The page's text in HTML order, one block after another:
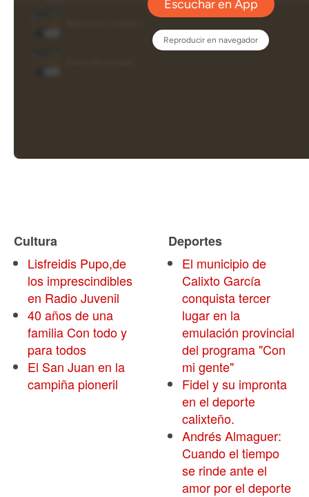
Cultura
Lisfreidis Pupo,de
los imprescindibles
en Radio Juvenil
40 años de una
familia Con todo y
para todos
El San Juan en la
campiña pioneril
Deportes
El municipio de
Calixto García
conquista tercer
lugar en la
emulación provincial
del programa "Con
mi gente"
Fidel y su impronta
en el deporte
calixteño.
Andrés Almaguer:
Cuando el tiempo
se rinde ante el
amor por el deporte